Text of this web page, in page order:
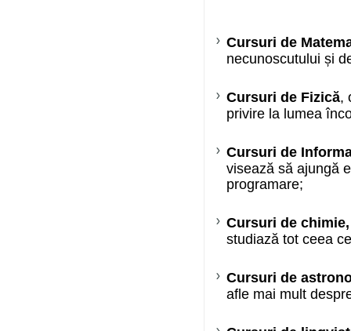
Cursuri de
necunoscutului și
Cursuri de Fizică,
privire la lumea
Cursuri de
visează să ajungă
programare;
Cursuri de chimie,
studiază tot ceea
Cursuri de
afle mai mult